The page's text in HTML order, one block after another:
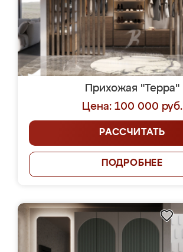
Прихожая "Терра"
Цена: 100 000 руб.
РАССЧИТАТЬ
ПОДРОБНЕЕ